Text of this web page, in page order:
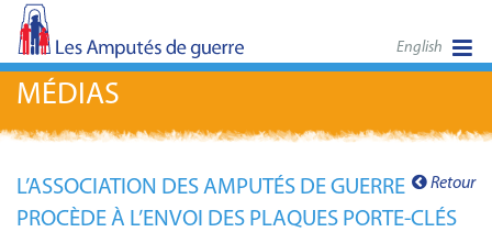
English
MÉDIAS
Retour
L’ASSOCIATION DES AMPUTÉS DE GUERRE
PROCÈDE À L’ENVOI DES PLAQUES PORTE-CLÉS